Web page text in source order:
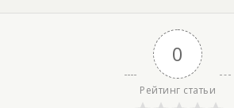
0
Рейтинг статьи